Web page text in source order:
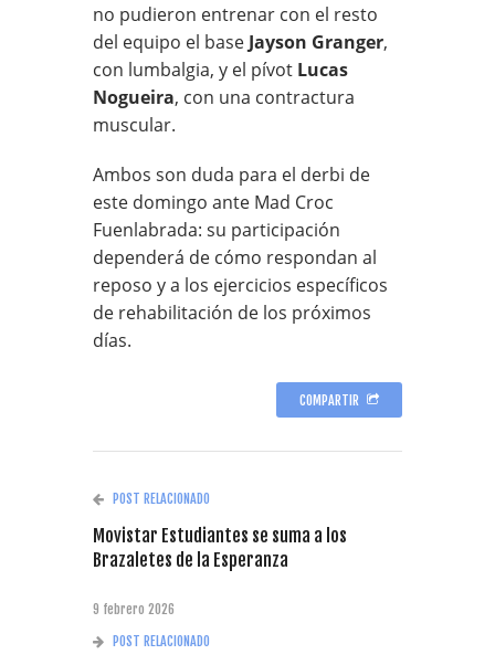
no pudieron entrenar con el resto
del equipo el base Jayson Granger,
con lumbalgia, y el pívot Lucas
Nogueira, con una contractura
muscular.
Ambos son duda para el derbi de
este domingo ante Mad Croc
Fuenlabrada: su participación
dependerá de cómo respondan al
reposo y a los ejercicios específicos
de rehabilitación de los próximos
días.
COMPARTIR
POST RELACIONADO
Movistar Estudiantes se suma a los
Brazaletes de la Esperanza
9 febrero 2026
POST RELACIONADO